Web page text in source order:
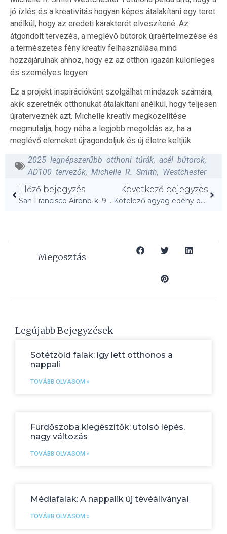
jó ízlés és a kreativitás hogyan képes átalakítani egy teret
anélkül, hogy az eredeti karakterét elveszítené. Az
átgondolt tervezés, a meglévő bútorok újraértelmezése és
a természetes fény kreatív felhasználása mind
hozzájárulnak ahhoz, hogy ez az otthon igazán különleges
és személyes legyen.
Ez a projekt inspirációként szolgálhat mindazok számára,
akik szeretnék otthonukat átalakítani anélkül, hogy teljesen
újraterveznék azt. Michelle kreatív megközelítése
megmutatja, hogy néha a legjobb megoldás az, ha a
meglévő elemeket újragondoljuk és új életre keltjük.
2025 legnépszerűbb otthoni túrák, acél bútorok,
AD100 tervezők, Michelle R. Smith, Westchester
Előző bejegyzés
San Francisco Airbnb-k: 9 tökéletes választás NorCal kiruccanáshoz!
Következő bejegyzés
Kötelező agyag edény otthonodba: felfedezés vár!
Megosztás
Legújabb Bejegyzések
Sötétzöld falak: így lett otthonos a
nappali
TOVÁBB OLVASOM »
Fürdőszoba kiegészítők: utolsó lépés,
nagy változás
TOVÁBB OLVASOM »
Médiafalak: A nappalik új tévéállványai
TOVÁBB OLVASOM »